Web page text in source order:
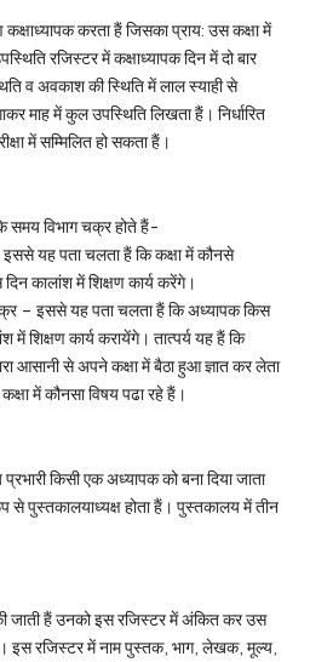
करता हैं जिसका प्राय: उस कक्षा में
रजिस्टर में कक्षाध्यापक दिन में दो बार
व अवकाश की स्थिति में लाल स्याही से
माह में कुल उपस्थिति लिखता हैं। निर्धारित
में सम्मिलित हो सकता हैं।
समय विभाग चक्र होते हैं-
यह पता चलता हैं कि कक्षा में कौनसे
कालांश में शिक्षण कार्य करेंगे।
– इससे यह पता चलता हैं कि अध्यापक किस
में शिक्षण कार्य करायेंगे। तात्पर्य यह हैं कि
आसानी से अपने कक्षा में बैठा हुआ ज्ञात कर लेता
में कौनसा विषय पढा रहे हैं।
किसी एक अध्यापक को बना दिया जाता
से पुस्तकालयाध्यक्ष होता हैं। पुस्तकालय में तीन
जाती हैं उनको इस रजिस्टर में अंकित कर उस
इस रजिस्टर में नाम पुस्तक, भाग, लेखक, मूल्य,